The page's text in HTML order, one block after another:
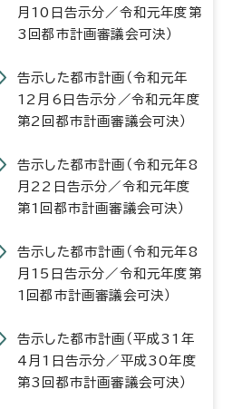
月10日告示分／令和元年度第
3回都市計画審議会可決）
告示した都市計画（令和元年
12月6日告示分／令和元年度
第2回都市計画審議会可決）
告示した都市計画（令和元年8
月22日告示分／令和元年度
第1回都市計画審議会可決）
告示した都市計画（令和元年8
月15日告示分／令和元年度第
1回都市計画審議会可決）
告示した都市計画（平成31年
4月1日告示分／平成30年度
第3回都市計画審議会可決）